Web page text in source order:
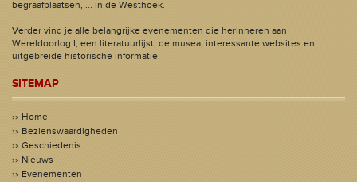
begraafplaatsen, ... in de Westhoek.
Verder vind je alle belangrijke evenementen die herinneren aan
Wereldoorlog I, een literatuurlijst, de musea, interessante websites en
uitgebreide historische informatie.
SITEMAP
Home
Bezienswaardigheden
Geschiedenis
Nieuws
Evenementen